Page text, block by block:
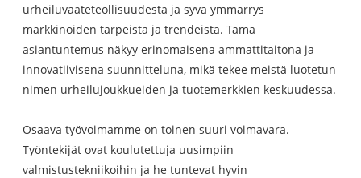
urheiluvaateteollisuudesta ja syvä ymmärrys
markkinoiden tarpeista ja trendeistä. Tämä
asiantuntemus näkyy erinomaisena ammattitaitona ja
innovatiivisena suunnitteluna, mikä tekee meistä luotetun
nimen urheilujoukkueiden ja tuotemerkkien keskuudessa.
Osaava työvoimamme on toinen suuri voimavara.
Työntekijät ovat koulutettuja uusimpiin
valmistustekniikoihin ja he tuntevat hyvin